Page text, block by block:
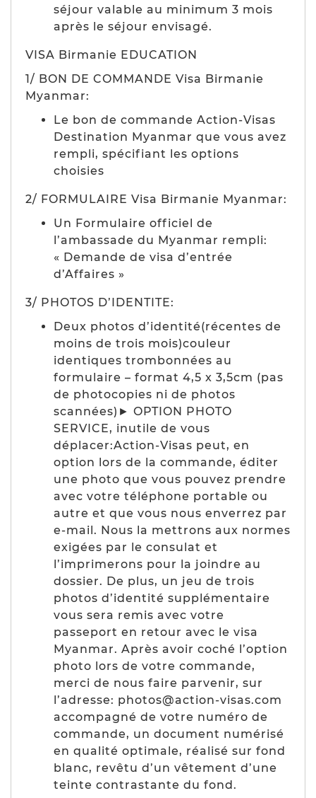
séjour valable au minimum 3 mois
après le séjour envisagé.
VISA Birmanie EDUCATION
1/ BON DE COMMANDE Visa Birmanie
Myanmar:
Le bon de commande Action-Visas
Destination Myanmar que vous avez
rempli, spécifiant les options
choisies
2/ FORMULAIRE Visa Birmanie Myanmar:
Un Formulaire officiel de
l’ambassade du Myanmar rempli:
« Demande de visa d’entrée
d’Affaires »
3/ PHOTOS D’IDENTITE:
Deux photos d’identité(récentes de
moins de trois mois)couleur
identiques trombonnées au
formulaire – format 4,5 x 3,5cm (pas
de photocopies ni de photos
scannées)► OPTION PHOTO
SERVICE, inutile de vous
déplacer:Action-Visas peut, en
option lors de la commande, éditer
une photo que vous pouvez prendre
avec votre téléphone portable ou
autre et que vous nous enverrez par
e-mail. Nous la mettrons aux normes
exigées par le consulat et
l’imprimerons pour la joindre au
dossier. De plus, un jeu de trois
photos d’identité supplémentaire
vous sera remis avec votre
passeport en retour avec le visa
Myanmar. Après avoir coché l’option
photo lors de votre commande,
merci de nous faire parvenir, sur
l’adresse: photos@action-visas.com
accompagné de votre numéro de
commande, un document numérisé
en qualité optimale, réalisé sur fond
blanc, revêtu d’un vêtement d’une
teinte contrastante du fond.